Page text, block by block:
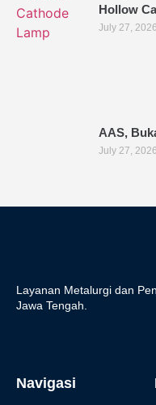
Hollow
July 27, 2026
AAS,
July 27, 2026
Layanan Metalurgi dan
Jawa Tengah.
Navigasi